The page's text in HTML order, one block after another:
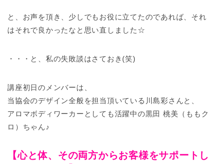
と、お声を頂き、少しでもお役に立てたのであれば、それ
はそれで良かったなと思い直しました☆
・・・と、私の失敗談はさておき(笑)
講座初日のメンバーは、
当協会のデザイン全般を担当頂いている川島彩さんと、
アロマボディワーカーとしても活躍中の黒田 桃美（ももク
ロ）ちゃん♪
【心と体、その両方からお客様をサポートし